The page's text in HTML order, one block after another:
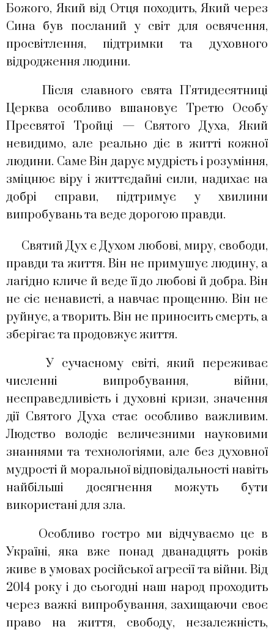
Божого, Який від Отця походить, Який через
Сина був посланий у світ для освячення,
просвітлення, підтримки та духовного
відродження людини.
Після славного свята П’ятидесятниці
Церква особливо вшановує Третю Особу
Пресвятої Тройці — Святого Духа, Який
невидимо, але реально діє в житті кожної
людини. Саме Він дарує мудрість і розуміння,
зміцнює віру і життєдайні сили, надихає на
добрі справи, підтримує у хвилини
випробувань та веде дорогою правди.
Святий Дух є Духом любові, миру, свободи,
правди та життя. Він не примушує людину, а
лагідно кличе й веде її до любові й добра. Він
не сіє ненависті, а навчає прощенню. Він не
руйнує, а творить. Він не приносить смерть, а
зберігає та продовжує життя.
У сучасному світі, який переживає
численні випробування, війни,
несправедливість і духовні кризи, значення
дії Святого Духа стає особливо важливим.
Людство володіє величезними науковими
знаннями та технологіями, але без духовної
мудрості й моральної відповідальності навіть
найбільші досягнення можуть бути
використані для зла.
Особливо гостро ми відчуваємо це в
Україні, яка вже понад дванадцять років
живе в умовах російської агресії та війни. Від
2014 року і до сьогодні наш народ проходить
через важкі випробування, захищаючи своє
право на життя, свободу, незалежність,